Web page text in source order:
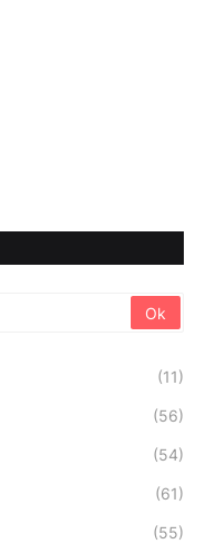
(11)
(56)
(54)
(61)
(55)